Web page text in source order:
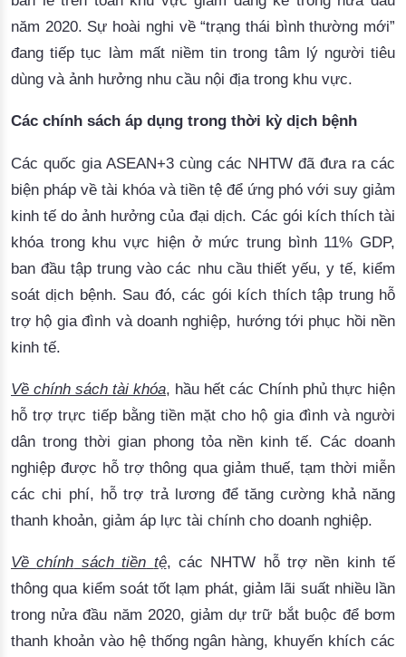
năm 2020. Sự hoài nghi về “trạng thái bình thường mới
đang tiếp tục làm mất niềm tin trong tâm lý người tiêu
dùng và ảnh hưởng nhu cầu nội địa trong khu vực.
Các chính sách áp dụng trong thời kỳ dịch bệnh
Các quốc gia ASEAN+3 cùng các NHTW đã đưa ra các
biện pháp về tài khóa và tiền tệ để ứng phó với suy giảm
kinh tế do ảnh hưởng của đại dịch. Các gói kích thích tài
khóa trong khu vực hiện ở mức trung bình 11% GDP,
ban đầu tập trung vào các nhu cầu thiết yếu, y tế, kiểm
soát dịch bệnh. Sau đó, các gói kích thích tập trung hỗ
trợ hộ gia đình và doanh nghiệp, hướng tới phục hồi nền
kinh tế.
Về chính sách tài khóa, hầu hết các Chính phủ thực hiện
hỗ trợ trực tiếp bằng tiền mặt cho hộ gia đình và người
dân trong thời gian phong tỏa nền kinh tế. Các doanh
nghiệp được hỗ trợ thông qua giảm thuế, tạm thời miễn
các chi phí, hỗ trợ trả lương để tăng cường khả năng
thanh khoản, giảm áp lực tài chính cho doanh nghiệp.
Về chính sách tiền tệ, các NHTW hỗ trợ nền kinh tế
thông qua kiểm soát tốt lạm phát, giảm lãi suất nhiều lần
trong nửa đầu năm 2020, giảm dự trữ bắt buộc để bơm
thanh khoản vào hệ thống ngân hàng, khuyến khích các